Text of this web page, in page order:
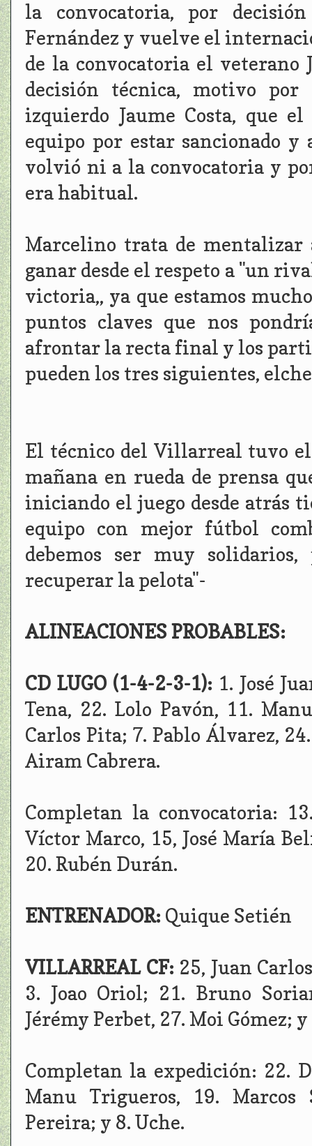
la convocatoria, por
Fernández y vuelve el
de la convocatoria el
decisión técnica, motivo
izquierdo Jaume Costa, que
equipo por estar sancionado
volvió ni a la convocatoria y
era habitual.
Marcelino trata de mentalizar
ganar desde el respeto a "un
victoria,, ya que estamos
puntos claves que nos
afrontar la recta final y los
pueden los tres siguientes,
El técnico del Villarreal tuvo
mañana en rueda de prensa
iniciando el juego desde atrás
equipo con mejor fútbol
debemos ser muy
recuperar la pelota"-
ALINEACIONES PROBABLES:
CD LUGO (1-4-2-3-1): 1. José
Tena, 22. Lolo Pavón, 11.
Carlos Pita; 7. Pablo Álvarez,
Airam Cabrera.
Completan la convocatoria:
Víctor Marco, 15, José María
20. Rubén Durán.
ENTRENADOR: Quique Setién
VILLARREAL CF: 25, Juan
3. Joao Oriol; 21. Bruno
Jérémy Perbet, 27. Moi Gómez;
Completan la expedición: 22.
Manu Trigueros, 19. Marcos
Pereira; y 8. Uche.